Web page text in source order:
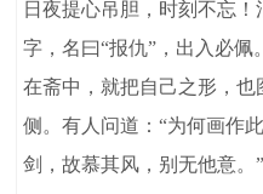
日夜提心吊胆，时刻不忘
字，名曰“报仇”，出入必
在斋中，就把自己之形，
侧。有人问道：“为何画作
剑，故慕其风，别无他意。